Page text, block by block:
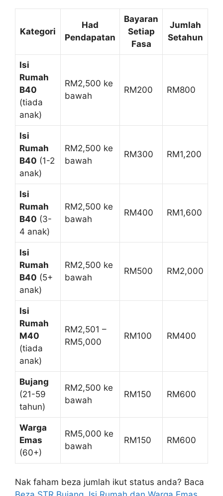
Kategori
Had
Pendapatan
Bayaran
Setiap
Fasa
Jumlah
Setahun
Isi
Rumah
B40
(tiada
anak)
RM2,500 ke
bawah
RM200 RM800
Isi
Rumah
B40 (1-2
anak)
RM2,500 ke
bawah
RM300 RM1,200
Isi
Rumah
B40 (3-
4 anak)
RM2,500 ke
bawah
RM400 RM1,600
Isi
Rumah
B40 (5+
anak)
RM2,500 ke
bawah
RM500 RM2,000
Isi
Rumah
M40
(tiada
anak)
RM2,501 –
RM5,000
RM100 RM400
Bujang
(21-59
tahun)
RM2,500 ke
bawah
RM150 RM600
Warga
Emas
(60+)
RM5,000 ke
bawah
RM150 RM600
Nak faham beza jumlah ikut status anda? Baca